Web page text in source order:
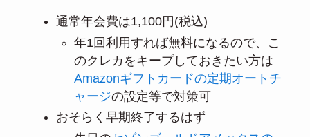
通常年会費は1,100円(税込)
年1回利用すれば無料になるので、こ
のクレカをキープしておきたい方は
Amazonギフトカードの定期オートチ
ャージの設定等で対策可
おそらく早期終了するはず